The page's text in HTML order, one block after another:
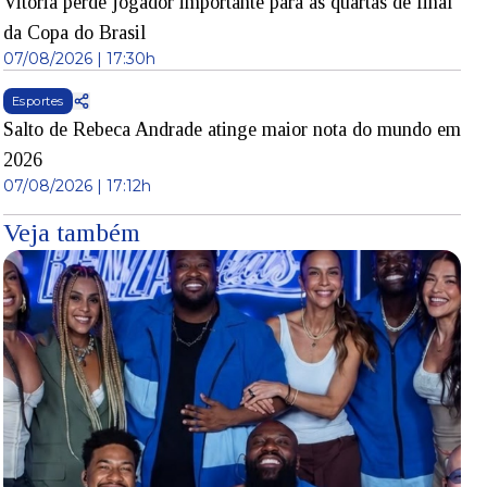
da Copa do Brasil
07/08/2026 | 17:30h
Esportes
Salto de Rebeca Andrade atinge maior nota do mundo em
2026
07/08/2026 | 17:12h
Veja também